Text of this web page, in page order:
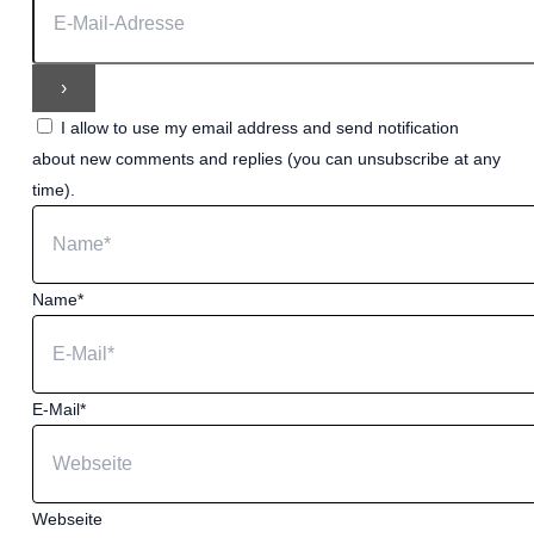
I allow to use my email address and send notification
about new comments and replies (you can unsubscribe at any
time).
Name*
E-Mail*
Webseite